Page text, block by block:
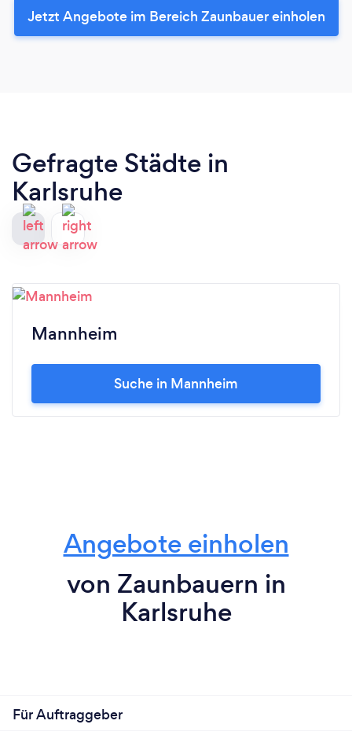
Jetzt Angebote im Bereich Zaunbauer einholen
Gefragte Städte in
Karlsruhe
Mannheim
Suche in Mannheim
Angebote einholen
von Zaunbauern in
Karlsruhe
Für Auftraggeber